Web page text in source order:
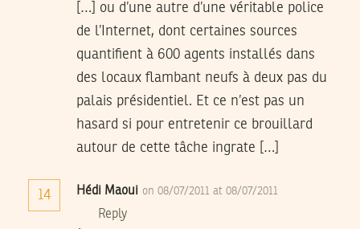
[…] ou d’une autre d’une véritable police
de l’Internet, dont certaines sources
quantifient à 600 agents installés dans
des locaux flambant neufs à deux pas du
palais présidentiel. Et ce n’est pas un
hasard si pour entretenir ce brouillard
autour de cette tâche ingrate […]
14 Hédi Maoui on 08/07/2011 at 08/07/2011
Reply